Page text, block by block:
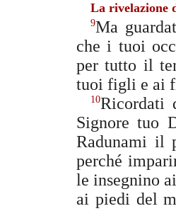
La rivelazione
9Ma
che i tuoi
per tutto il
tuoi figli e ai
10Ricordati
Signore tuo
Radunami il
perché
le insegnino
ai piedi del